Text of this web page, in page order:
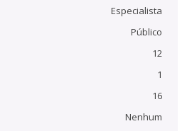
Especialista
Público
12
1
16
Nenhum